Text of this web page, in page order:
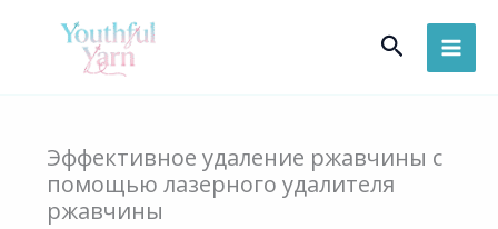
Search
Эффективное удаление ржавчины с
помощью лазерного удалителя
ржавчины